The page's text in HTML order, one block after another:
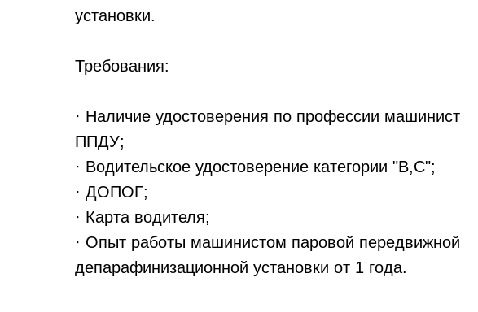
установки.
Требования:
· Наличие удостоверения по профессии машинист
ППДУ;
· Водительское удостоверение категории "В,С";
· ДОПОГ;
· Карта водителя;
· Опыт работы машинистом паровой передвижной
депарафинизационной установки от 1 года.